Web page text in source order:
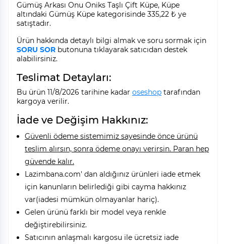
Gümüş Arkası Onu Oniks Taşlı Çift Küpe, Küpe
altındaki Gümüş Küpe kategorisinde 335,22 ₺ ye
satıştadır.
Ürün hakkında detaylı bilgi almak ve soru sormak için
SORU SOR butonuna tıklayarak satıcıdan destek
alabilirsiniz.
Teslimat Detayları:
Bu ürün 11/8/2026 tarihine kadar oseshop tarafından
kargoya verilir.
İade ve Değişim Hakkınız:
Güvenli ödeme sistemimiz sayesinde önce ürünü
teslim alırsın, sonra ödeme onayı verirsin. Paran hep
güvende kalır.
Lazimbana.com' dan aldığınız ürünleri iade etmek
için kanunların belirlediği gibi cayma hakkınız
var(iadesi mümkün olmayanlar hariç).
Gelen ürünü farklı bir model veya renkle
değiştirebilirsiniz.
Satıcının anlaşmalı kargosu ile ücretsiz iade